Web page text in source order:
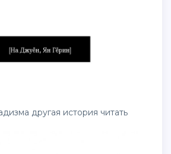
другая история читать